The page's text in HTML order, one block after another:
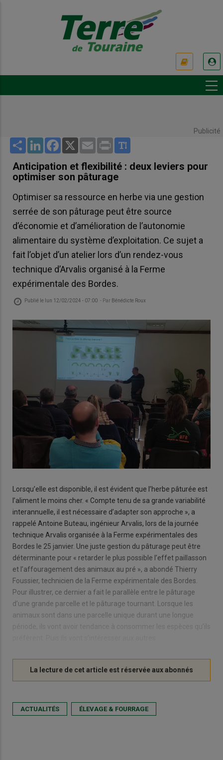
Publicité
Share LinkedInFacebook
X Email Print
Anticipation et flexibilité : deux leviers pour
optimiser son pâturage
Optimiser sa ressource en herbe via une gestion
serrée de son pâturage peut être source
d’économie et d’amélioration de l’autonomie
alimentaire du système d’exploitation. Ce sujet a
fait l’objet d’un atelier lors d’un rendez-vous
technique d’Arvalis organisé à la Ferme
expérimentale des Bordes.
Publié le lun 12/02/2024 - 07:00 - Par Bénédicte Roux
Lorsqu’elle est disponible, il est évident que l’herbe pâturée est
l’aliment le moins cher. « Compte tenu de sa grande variabilité
interannuelle, il est nécessaire d’adapter son approche », a
rappelé Antoine Buteau, ingénieur Arvalis, lors de la journée
technique Arvalis organisée à la Ferme expérimentales des
Bordes le 25 janvier. Une juste gestion du pâturage peut être
déterminante pour « retarder le plus possible l’effet paillasson
et l’affouragement des animaux au pré », a abondé Thierry
Foussier, technicien de la Ferme expérimentale des Bordes.
Pour illustrer, ce dernier a fait le parallèle entre le pâturage
d’une grande parcelle et le pâturage tournant. Lorsque les
animaux sont dans une parcelle unique durant une longue
période, ils vont avoir tendance à consommer les espèces qu’ils
ACTUALITÉS ÉLEVAGE & FOURRAGE